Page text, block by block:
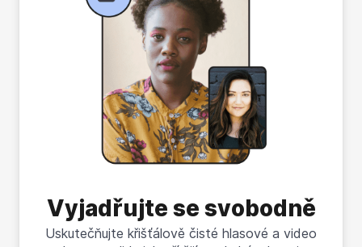
Vyjadřujte se svobodně
Uskutečňujte křišťálově čisté hlasové a video